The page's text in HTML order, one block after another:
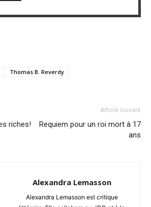
Thomas B. Reverdy
riches!
Article suivant
Requiem pour un roi mort à 17
ans
Alexandra Lemasson
Alexandra Lemasson est critique